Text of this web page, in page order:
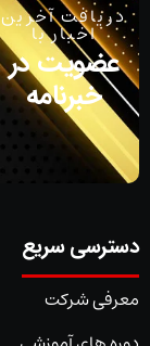
دریافت آخرین
اخبار با
عضویت در
خبرنامه
دسترسی سریع
معرفی شرکت